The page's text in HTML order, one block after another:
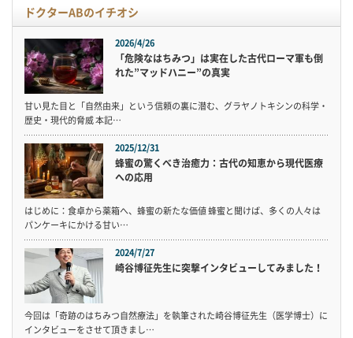
ドクターABのイチオシ
2026/4/26
「危険なはちみつ」は実在した古代ローマ軍も倒
れた”マッドハニー”の真実
甘い見た目と「自然由来」という信頼の裏に潜む、グラヤノトキシンの科学・
歴史・現代的脅威 本記…
2025/12/31
蜂蜜の驚くべき治癒力：古代の知恵から現代医療
への応用
はじめに：食卓から薬箱へ、蜂蜜の新たな価値 蜂蜜と聞けば、多くの人々は
パンケーキにかける甘い…
2024/7/27
崎谷博征先生に突撃インタビューしてみました！
今回は「奇跡のはちみつ自然療法」を執筆された崎谷博征先生（医学博士）に
インタビューをさせて頂きまし…